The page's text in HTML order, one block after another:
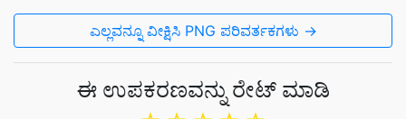
ಎಲ್ಲವನ್ನೂ ವೀಕ್ಷಿಸಿ PNG ಪರಿವರ್ತಕಗಳು →
ಈ ಉಪಕರಣವನ್ನು ರೇಟ್ ಮಾಡಿ